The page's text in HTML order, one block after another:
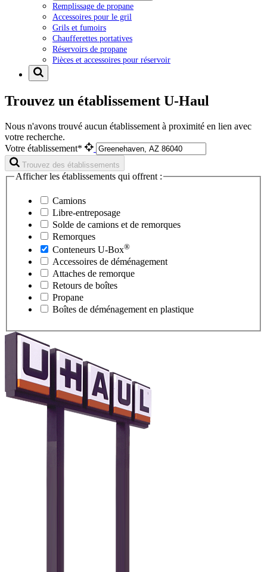
Remplissage de propane
Accessoires pour le gril
Grils et fumoirs
Chaufferettes portatives
Réservoirs de propane
Pièces et accessoires pour réservoir
Trouvez un établissement U-Haul
Nous n'avons trouvé aucun établissement à proximité en lien avec
votre recherche.
Votre établissement*
Trouvez des établissements
Afficher les établissements qui offrent :
Camions
Libre-entreposage
Solde de camions et de remorques
Remorques
Conteneurs U-Box®
Accessoires de déménagement
Attaches de remorque
Retours de boîtes
Propane
Boîtes de déménagement en plastique